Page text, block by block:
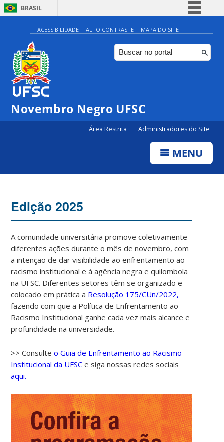
BRASIL
Simplifique!
Comunica BR
Participe
ACESSIBILIDADE ALTO CONTRASTE MAPA DO SITE
Novembro Negro UFSC
Área Restrita Administradores do Site
MENU
Edição 2025
A comunidade universitária promove coletivamente
diferentes ações durante o mês de novembro, com
a intenção de dar visibilidade ao enfrentamento ao
racismo institucional e à agência negra e quilombola
na UFSC. Diferentes setores têm se organizado e
colocado em prática a Resolução 175/CUn/2022,
fazendo com que a Política de Enfrentamento ao
Racismo Institucional ganhe cada vez mais alcance e
profundidade na universidade.
>> Consulteo Guia de Enfrentamento ao Racismo
Institucional da UFSC e siga nossas redes sociais
aqui.